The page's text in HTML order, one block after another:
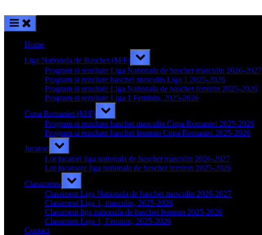
Home
Liga Nationala de Baschet (M/F)
Toggle
sub-
menu
Program si rezultate Liga Nationala de baschet masculin 2026-2027
Program si rezultate baschet masculin Liga 1 2025-2026
Program si rezultate Liga Nationala de baschet feminin 2025-2026
Program si rezultate Liga 1 Feminin, 2025-2026
Cupa Romaniei (M/F)
Toggle
sub-
menu
Program si rezultate baschet masculin Cupa Romaniei 2025-2026
Program si rezultate baschet feminin Cupa Romaniei 2025-2026
Jucatori
Toggle
sub-
menu
Lot jucatori liga nationala de baschet masculin 2026-2027
Lot jucatoare liga nationala de baschet feminin 2025-2026
Clasamente
Toggle
sub-
menu
Clasament Liga Nationala de baschet masculin 2026-2027
Clasament Liga 1, masculin, 2025-2026
Clasament liga nationala de baschet feminin 2025-2026
Clasament Liga 1, Feminin, 2025-2026
Contact